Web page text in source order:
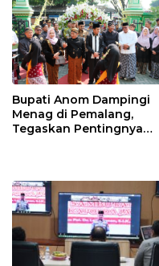
Bupati Anom Dampingi
Menag di Pemalang,
Tegaskan Pentingnya